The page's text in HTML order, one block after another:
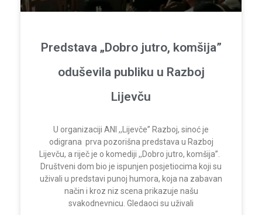
Predstava „Dobro jutro, komšija”
oduševila publiku u Razboj
Lijevču
U organizaciji ANI ,,Lijevče” Razboj, sinoć je
odigrana prva pozorišna predstava u Razboj
Lijevču, a riječ je o komediji ,,Dobro jutro, komšija”.
Društveni dom bio je ispunjen posjetiocima koji su
uživali u predstavi punoj humora, koja na zabavan
način i kroz niz scena prikazuje našu
svakodnevnicu. Gledaoci su uživali